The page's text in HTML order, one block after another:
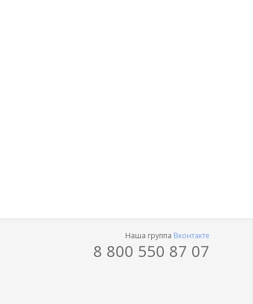
Наша группа Вконтакте
8 800 550 87 07